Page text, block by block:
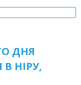
ДНЯ
НІРУ,